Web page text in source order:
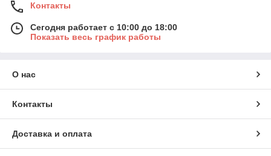
Контакты
Сегодня работает с 10:00 до 18:00
Показать весь график работы
О нас
Контакты
Доставка и оплата